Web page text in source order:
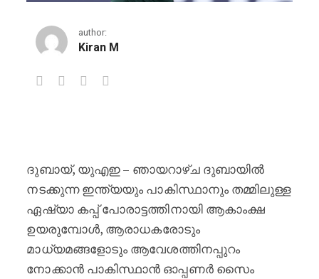
author:
Kiran M
ദുബായ്, യുഎഇ – ഞായറാഴ്ച ദുബായിൽ
നടക്കുന്ന ഇന്ത്യയും പാകിസ്ഥാനും തമ്മിലുള്ള
ഏഷ്യാ കപ്പ് പോരാട്ടത്തിനായി ആകാംക്ഷ
ഉയരുമ്പോൾ, ആരാധകരോടും
മാധ്യമങ്ങളോടും ആവേശത്തിനപ്പുറം
നോക്കാൻ പാകിസ്ഥാൻ ഓപ്പണർ സൈം